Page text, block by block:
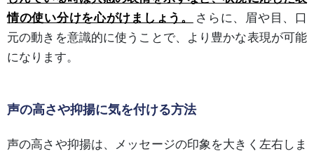
情の使い分けを心がけましょう。
さらに、眉や目、口
元の動きを意識的に使うことで、より豊かな表現が可能
になります。
声の高さや抑揚に気を付ける方法
声の高さや抑揚は、メッセージの印象を大きく左右しま